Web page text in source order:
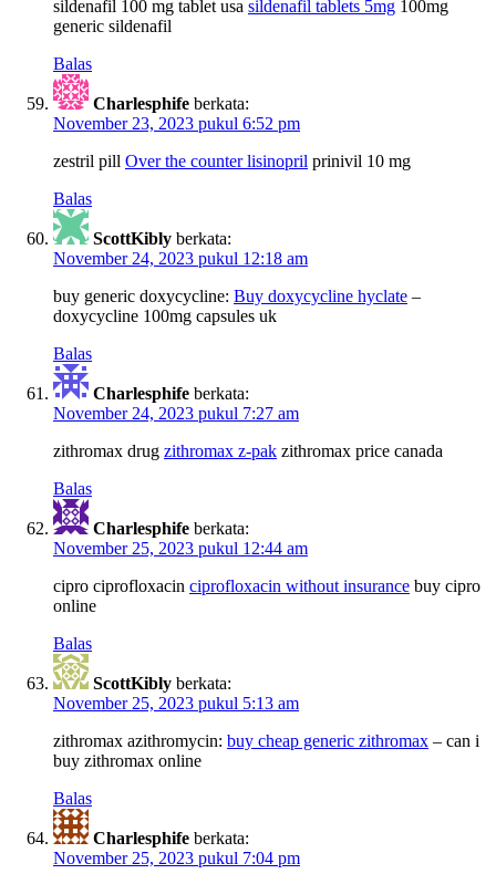
sildenafil 100 mg tablet usa sildenafil tablets 5mg 100mg
generic sildenafil
Balas
Charlesphife berkata:
November 23, 2023 pukul 6:52 pm
zestril pill Over the counter lisinopril prinivil 10 mg
Balas
ScottKibly berkata:
November 24, 2023 pukul 12:18 am
buy generic doxycycline: Buy doxycycline hyclate –
doxycycline 100mg capsules uk
Balas
Charlesphife berkata:
November 24, 2023 pukul 7:27 am
zithromax drug zithromax z-pak zithromax price canada
Balas
Charlesphife berkata:
November 25, 2023 pukul 12:44 am
cipro ciprofloxacin ciprofloxacin without insurance buy cipro
online
Balas
ScottKibly berkata:
November 25, 2023 pukul 5:13 am
zithromax azithromycin: buy cheap generic zithromax – can i
buy zithromax online
Balas
Charlesphife berkata:
November 25, 2023 pukul 7:04 pm